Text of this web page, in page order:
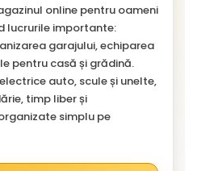
online pentru oameni
lucrurile importante:
garajului, echiparea
pentru casă și grădină.
auto, scule și unelte,
timp liber și
simplu pe